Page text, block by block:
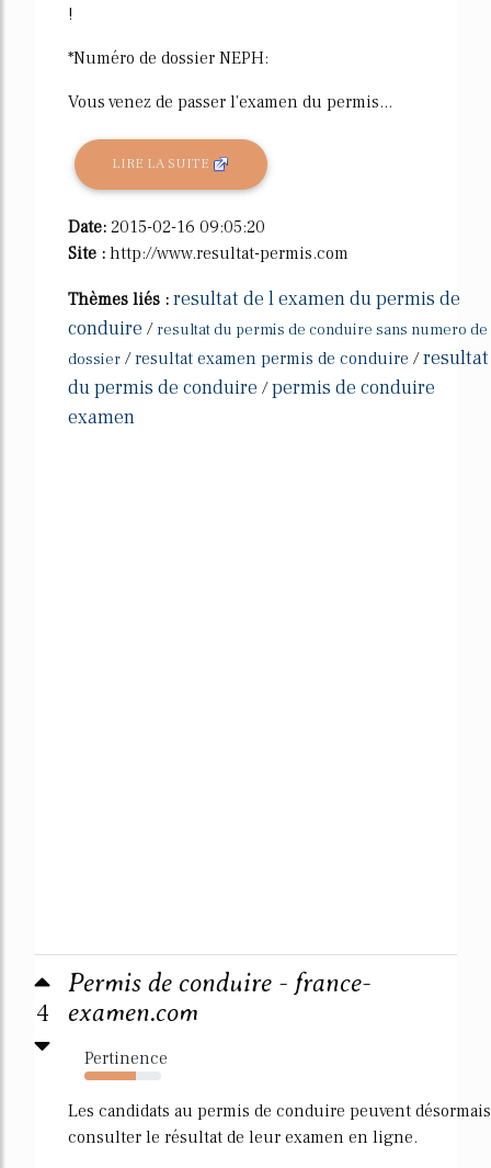
!
*Numéro de dossier NEPH:
Vous venez de passer l'examen du permis...
LIRE LA SUITE
Date: 2015-02-16 09:05:20
Site : http://www.resultat-permis.com
Thèmes liés : resultat de l examen du permis de
conduire / resultat du permis de conduire sans numero de
dossier /resultat examen permis de conduire /resultat
du permis de conduire /permis de conduire
examen
4
Permis de conduire - france-
examen.com
Pertinence
67%
Les candidats au permis de conduire peuvent désormais
consulter le résultat de leur examen en ligne.